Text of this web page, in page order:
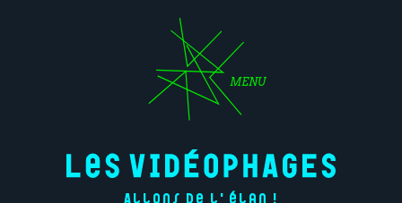
MENU